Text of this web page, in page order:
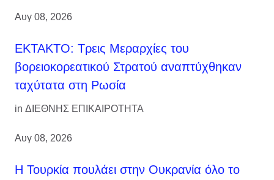
Αυγ 08, 2026
ΕΚΤΑΚΤΟ: Τρεις Μεραρχίες του
βορειοκορεατικού Στρατού αναπτύχθηκαν
ταχύτατα στη Ρωσία
in ΔΙΕΘΝΗΣ ΕΠΙΚΑΙΡΟΤΗΤΑ
Αυγ 08, 2026
Η Τουρκία πουλάει στην Ουκρανία όλο το